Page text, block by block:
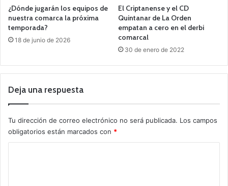
¿Dónde jugarán los equipos de
nuestra comarca la próxima
temporada?
18 de junio de 2026
El Criptanense y el CD
Quintanar de La Orden
empatan a cero en el derbi
comarcal
30 de enero de 2022
Deja una respuesta
Tu dirección de correo electrónico no será publicada. Los campos
obligatorios están marcados con *